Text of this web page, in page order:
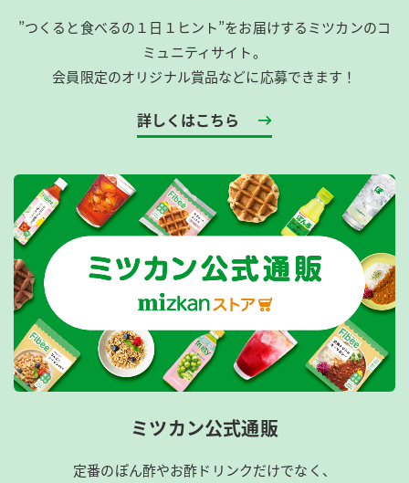
”つくると食べるの１日１ヒント”をお届けするミツカンのコ
ミュニティサイト。
会員限定のオリジナル賞品などに応募できます！
詳しくはこちら
ミツカン公式通販
定番のぽん酢やお酢ドリンクだけでなく、